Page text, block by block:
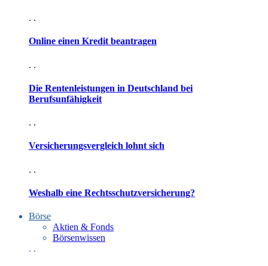
. .
Online einen Kredit beantragen
. .
Die Rentenleistungen in Deutschland bei
Berufsunfähigkeit
. .
Versicherungsvergleich lohnt sich
. .
Weshalb eine Rechtsschutzversicherung?
Börse
Aktien & Fonds
Börsenwissen
. .